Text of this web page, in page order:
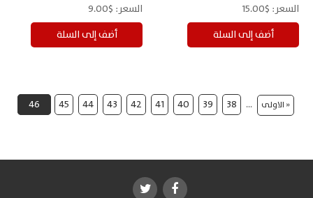
السعر: $15.00
السعر: $9.00
« الاولى …
38
39
40
41
42
43
44
45
46